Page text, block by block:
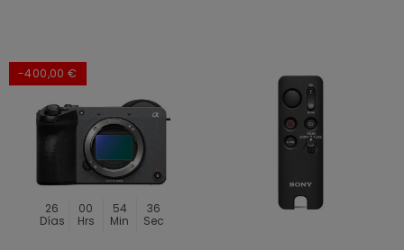
-400,00 €
26
Días
00
Hrs
54
Min
34
Sec